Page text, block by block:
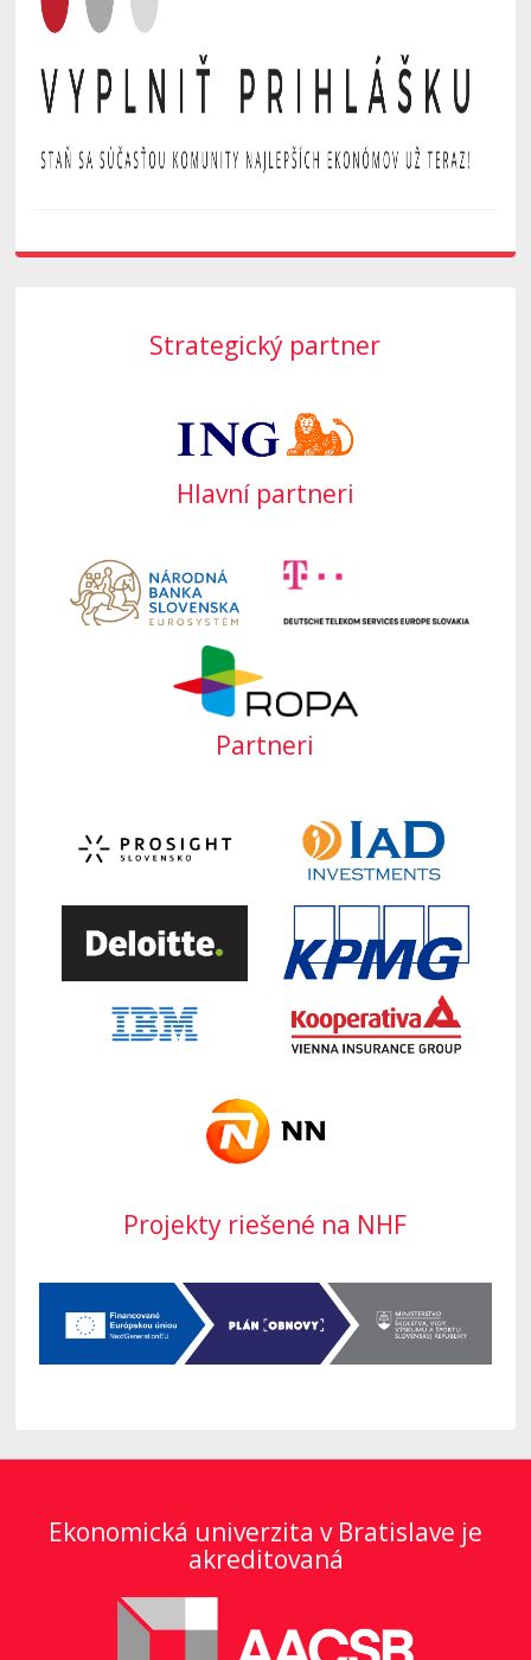
Strategický partner
Hlavní partneri
Partneri
Projekty riešené na NHF
Ekonomická univerzita v Bratislave je
akreditovaná